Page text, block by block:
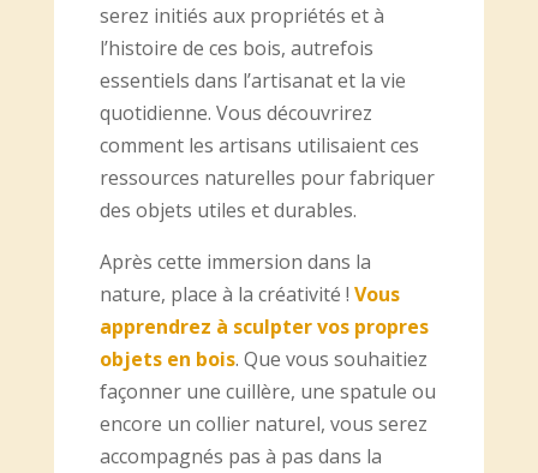
serez initiés aux propriétés et à
l’histoire de ces bois, autrefois
essentiels dans l’artisanat et la vie
quotidienne. Vous découvrirez
comment les artisans utilisaient ces
ressources naturelles pour fabriquer
des objets utiles et durables.
Après cette immersion dans la
nature, place à la créativité ! Vous
apprendrez à sculpter vos propres
objets en bois. Que vous souhaitiez
façonner une cuillère, une spatule ou
encore un collier naturel, vous serez
accompagnés pas à pas dans la